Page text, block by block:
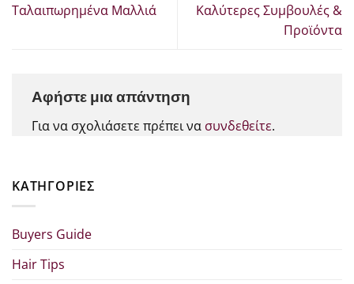
Ταλαιπωρημένα Μαλλιά
Καλύτερες Συμβουλές &
Προϊόντα
Αφήστε μια απάντηση
Για να σχολιάσετε πρέπει να συνδεθείτε.
KΑΤΗΓΟΡΊΕΣ
Buyers Guide
Hair Tips